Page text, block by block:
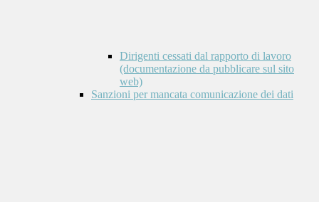
Dirigenti cessati dal rapporto di lavoro
(documentazione da pubblicare sul sito
web)
Sanzioni per mancata comunicazione dei dati